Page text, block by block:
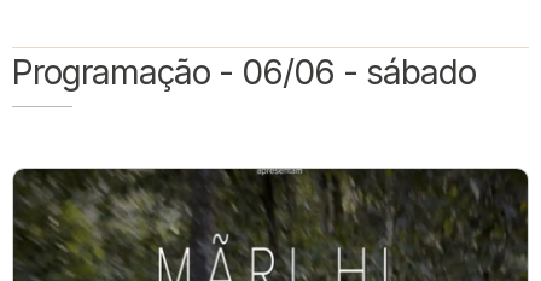
Programação - 06/06 - sábado